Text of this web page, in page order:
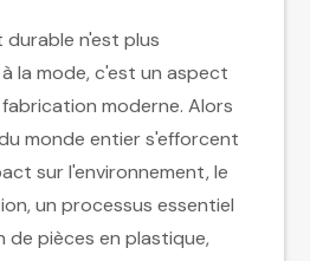
n'est plus
la mode, c'est un aspect
moderne. Alors
monde entier s'efforcent
sur l'environnement, le
un processus essentiel
pièces en plastique,